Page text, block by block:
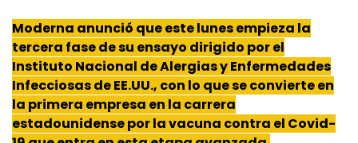
Moderna anunció que este lunes empieza la
tercera fase de su ensayo dirigido por el
Instituto Nacional de Alergias y Enfermedades
Infecciosas de EE.UU., con lo que se convierte en
la primera empresa en la carrera
estadounidense por la vacuna contra el Covid-